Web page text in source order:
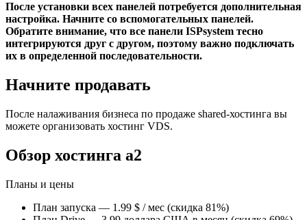
После установки всех панелей потребуется дополнительная
настройка. Начните со вспомогательных панелей.
Обратите внимание, что все панели ISPsystem тесно
интегрируются друг с другом, поэтому важно подключать
их в определенной последовательности.
Начните продавать
После налаживания бизнеса по продаже shared-хостинга вы
можете организовать хостинг VDS.
Обзор хостинга a2
Планы и цены
План запуска — 1.99 $ / мес (скидка 81%)